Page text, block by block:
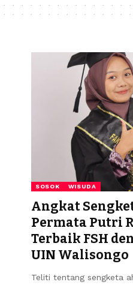
SOSOK WISUDA
Angkat
Permata Putri
Terbaik FSH
UIN Walisongo
Teliti tentang sengketa